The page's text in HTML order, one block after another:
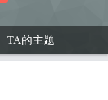
TA的主题